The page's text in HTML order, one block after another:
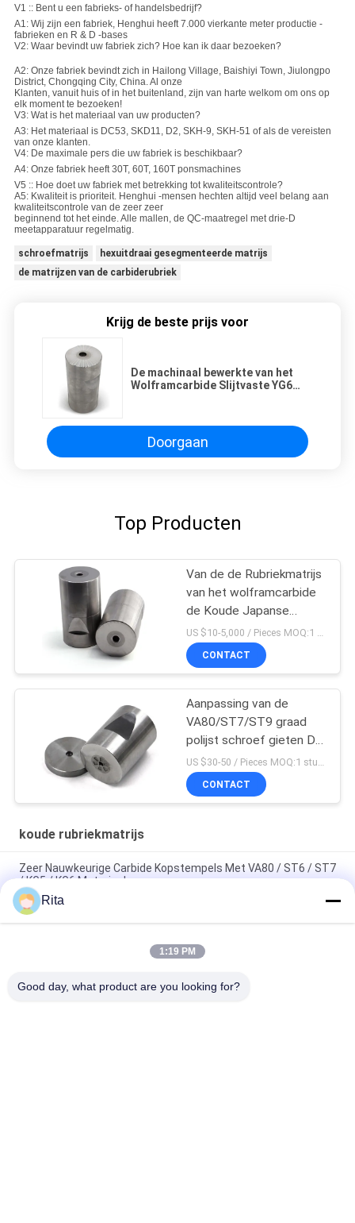
V1 :: Bent u een fabrieks- of handelsbedrijf?
A1: Wij zijn een fabriek, Henghui heeft 7.000 vierkante meter productie -
fabrieken en R & D -bases
V2: Waar bevindt uw fabriek zich? Hoe kan ik daar bezoeken?
A2: Onze fabriek bevindt zich in Hailong Village, Baishiyi Town, Jiulongpo
District, Chongqing City, China. Al onze
Klanten, vanuit huis of in het buitenland, zijn van harte welkom om ons op
elk moment te bezoeken!
V3: Wat is het materiaal van uw producten?
A3: Het materiaal is DC53, SKD11, D2, SKH-9, SKH-51 of als de vereisten
van onze klanten.
V4: De maximale pers die uw fabriek is beschikbaar?
A4: Onze fabriek heeft 30T, 60T, 160T ponsmachines
V5 :: Hoe doet uw fabriek met betrekking tot kwaliteitscontrole?
A5: Kwaliteit is prioriteit. Henghui -mensen hechten altijd veel belang aan
kwaliteitscontrole van de zeer zeer
beginnend tot het einde. Alle mallen, de QC-maatregel met drie-D
meetapparatuur regelmatig.
schroefmatrijs
hexuitdraai gesegmenteerde matrijs
de matrijzen van de carbiderubriek
Krijg de beste prijs voor
De machinaal bewerkte van het
Wolframcarbide Slijtvaste YG6
Doorgaan
Top Producten
Van de de Rubriekmatrijs
van het wolframcarbide
de Koude Japanse
Hexagonale Vorm met
Hoge Hardheid
CONTACT
Aanpassing van de
VA80/ST7/ST9 graad
polijst schroef gieten Die
Wolframcarbide Die
CONTACT
koude rubriekmatrijs
Zeer Nauwkeurige Carbide Kopstempels Met VA80 / ST6 / ST7
/ KG5 / KG6 Materiaal
ST7 ST6 KG5 KG6+H13 Koud gevormde matrijzen, met
zeshoekige koolstofnutvormende matrijzen
Wolfraamcarbide-schimmel met koude kop die spiegel
Rita
1:19 PM
Good day, what product are you looking for?